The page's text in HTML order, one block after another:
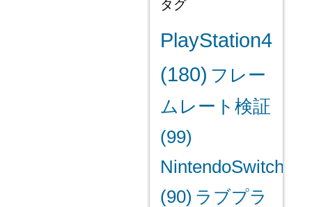
タグ
PlayStation4
(180) フレー
ムレート検証
(99)
NintendoSwitch
(90) ラブプラ